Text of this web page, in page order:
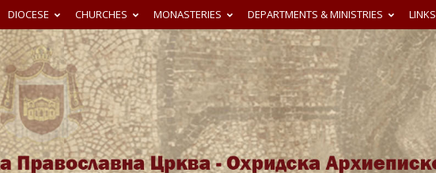
DIOCESE CHURCHES MONASTERIES DEPARTMENTS & MINISTRIES LINKS